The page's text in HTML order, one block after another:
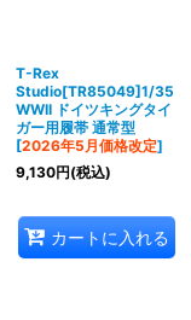
T-Rex
Studio[TR85049]1/35
WWII ドイツキングタイ
ガー用履帯 通常型
[2026年5月価格改定]
9,130円(税込)
カートに入れる